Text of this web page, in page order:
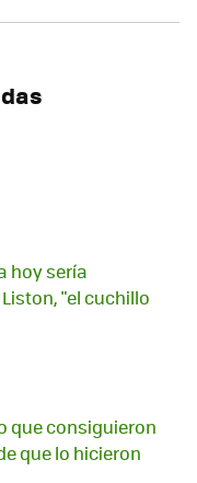
hoy sería
"el cuchillo
que consiguieron
que lo hicieron